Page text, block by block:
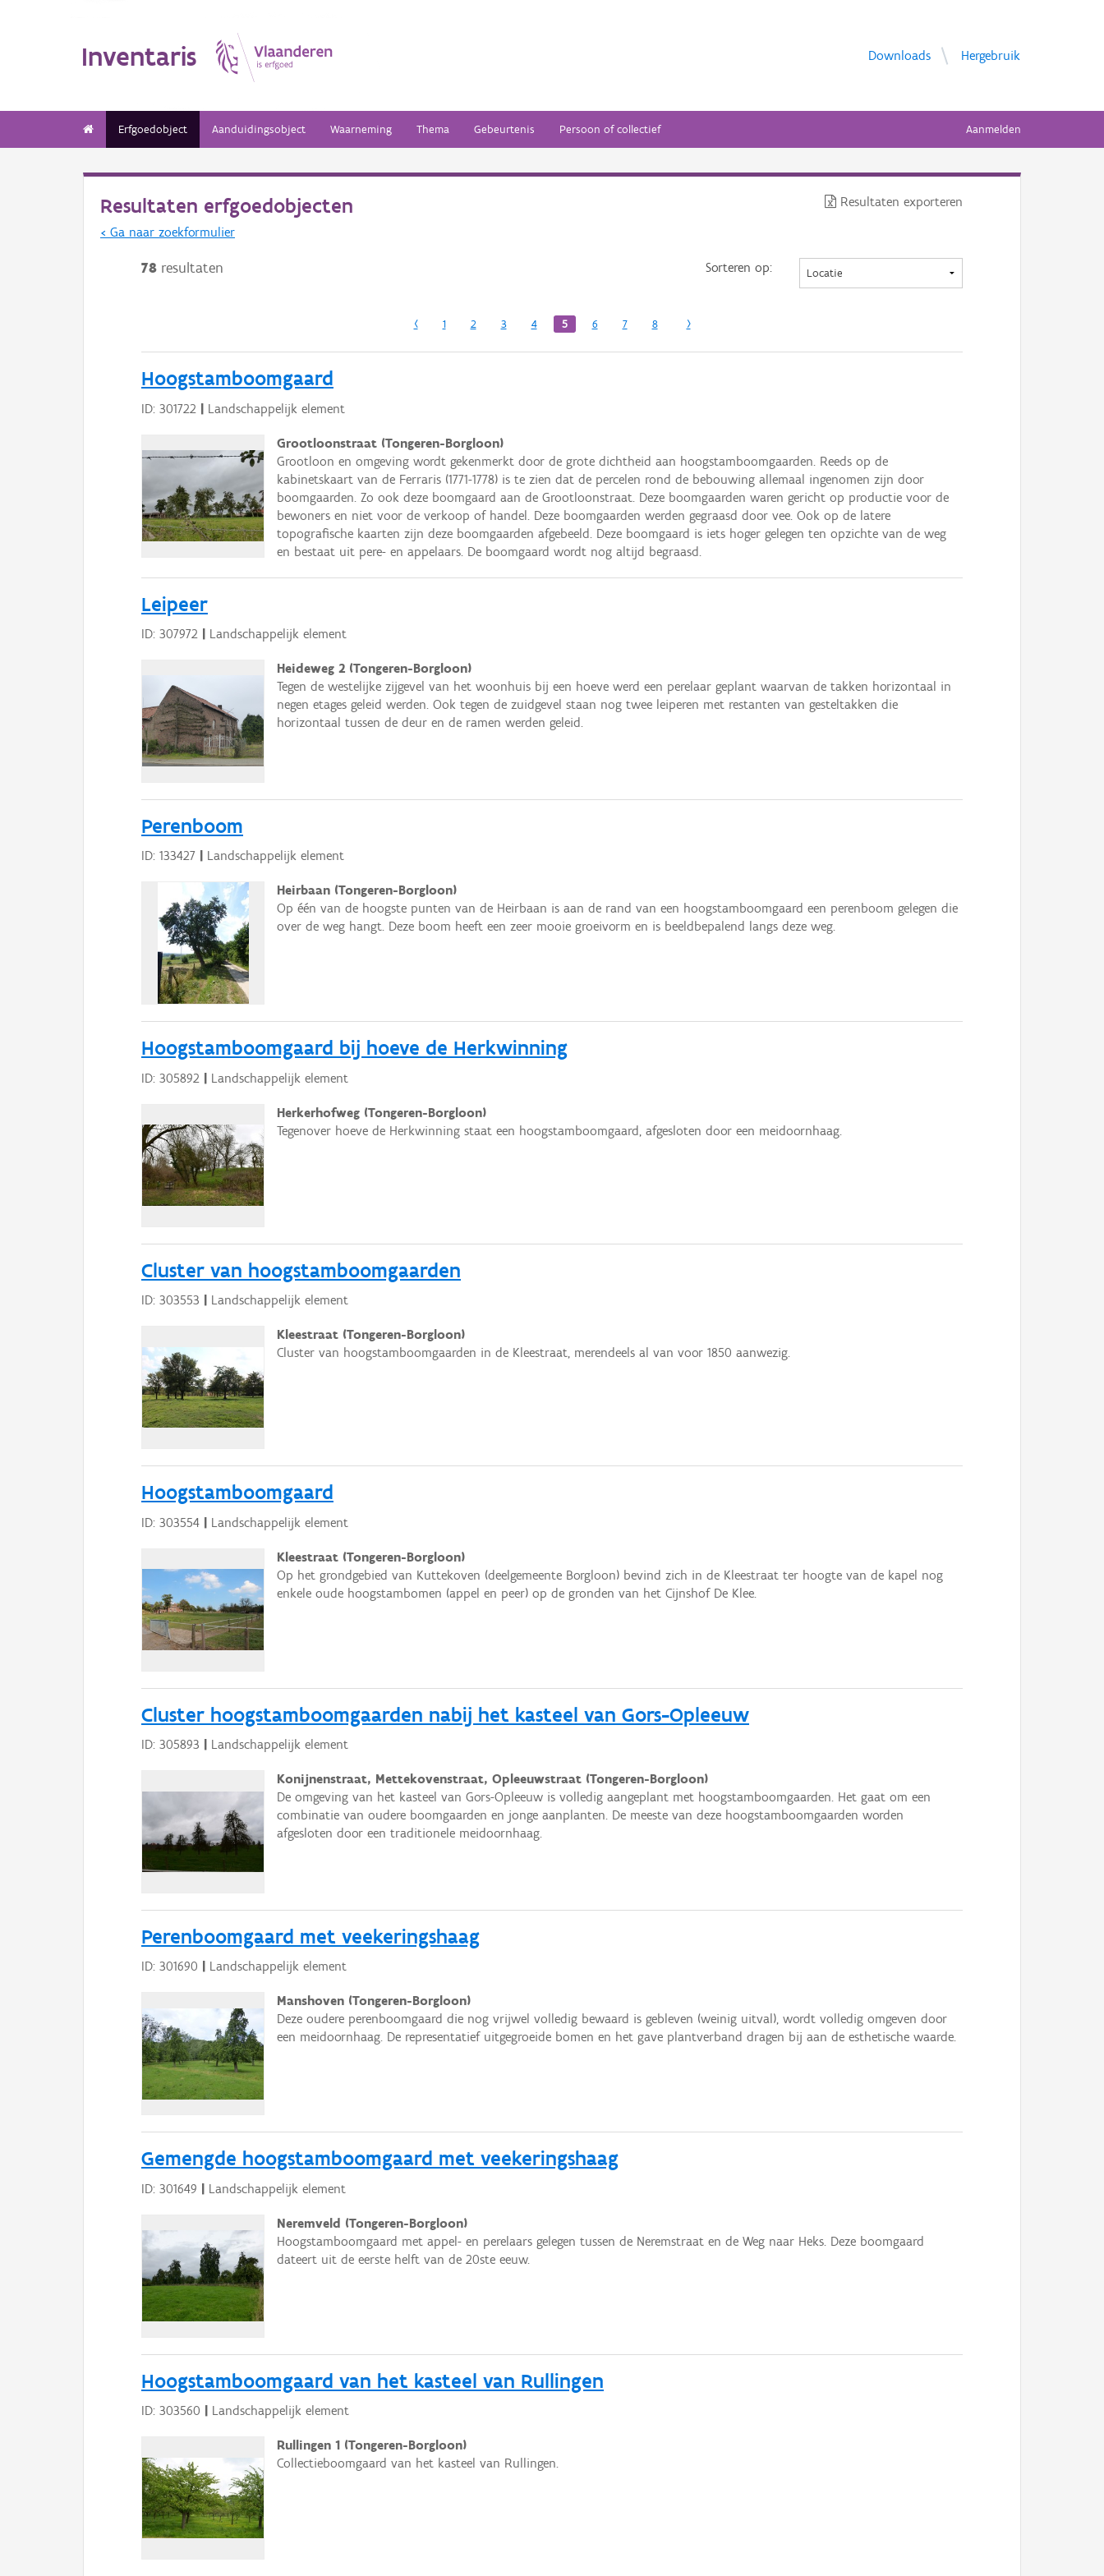
Inventaris Downloads Hergebruik
Erfgoedobject Aanduidingsobject Waarneming Thema Gebeurtenis Persoon of collectief Aanmelden
Resultaten erfgoedobjecten
< Ga naar zoekformulier
Resultaten exporteren
78 resultaten Sorteren op:
‹ 1 2 3 4 5 6 7 8 ›
Hoogstamboomgaard
ID: 301722 | Landschappelijk element
Grootloonstraat (Tongeren-Borgloon)
Grootloon en omgeving wordt gekenmerkt door de grote dichtheid aan hoogstamboomgaarden. Reeds op de
kabinetskaart van de Ferraris (1771-1778) is te zien dat de percelen rond de bebouwing allemaal ingenomen zijn door
boomgaarden. Zo ook deze boomgaard aan de Grootloonstraat. Deze boomgaarden waren gericht op productie voor de
bewoners en niet voor de verkoop of handel. Deze boomgaarden werden gegraasd door vee. Ook op de latere
topografische kaarten zijn deze boomgaarden afgebeeld. Deze boomgaard is iets hoger gelegen ten opzichte van de weg
en bestaat uit pere- en appelaars. De boomgaard wordt nog altijd begraasd.
Leipeer
ID: 307972 | Landschappelijk element
Heideweg 2 (Tongeren-Borgloon)
Tegen de westelijke zijgevel van het woonhuis bij een hoeve werd een perelaar geplant waarvan de takken horizontaal in
negen etages geleid werden. Ook tegen de zuidgevel staan nog twee leiperen met restanten van gesteltakken die
horizontaal tussen de deur en de ramen werden geleid.
Perenboom
ID: 133427 Landschappelijk element
Heirbaan (Tongeren-Borgloon)
Op één van de hoogste punten van de Heirbaan is aan de rand van een hoogstamboomgaard een perenboom gelegen die
over de weg hangt. Deze boom heeft een zeer mooie groeivorm en is beeldbepalend langs deze weg.
Hoogstamboomgaard bij hoeve de Herkwinning
ID: 305892 | Landschappelijk element
Herkerhofweg (Tongeren-Borgloon)
Tegenover hoeve de Herkwinning staat een hoogstamboomgaard, afgesloten door een meidoornhaag.
Cluster van hoogstamboomgaarden
ID: 303553 | Landschappelijk element
Kleestraat (Tongeren-Borgloon)
Cluster van hoogstamboomgaarden in de Kleestraat, merendeels al van voor 1850 aanwezig.
Hoogstamboomgaard
ID: 303554 | Landschappelijk element
Kleestraat (Tongeren-Borgloon)
Op het grondgebied van Kuttekoven (deelgemeente Borgloon) bevind zich in de Kleestraat ter hoogte van de kapel nog
enkele oude hoogstambomen (appel en peer) op de gronden van het Cijnshof De Klee.
Cluster hoogstamboomgaarden nabij het kasteel van Gors-Opleeuw
ID: 305893 | Landschappelijk element
Konijnenstraat, Mettekovenstraat, Opleeuwstraat (Tongeren-Borgloon)
De omgeving van het kasteel van Gors-Opleeuw is volledig aangeplant met hoogstamboomgaarden. Het gaat om een
combinatie van oudere boomgaarden en jonge aanplanten. De meeste van deze hoogstamboomgaarden worden
afgesloten door een traditionele meidoornhaag.
Perenboomgaard met veekeringshaag
ID: 301690 Landschappelijk element
Manshoven (Tongeren-Borgloon)
Deze oudere perenboomgaard die nog vrijwel volledig bewaard is gebleven (weinig uitval), wordt volledig omgeven door
een meidoornhaag. De representatief uitgegroeide bomen en het gave plantverband dragen bij aan de esthetische waarde.
Gemengde hoogstamboomgaard met veekeringshaag
ID: 301649 | Landschappelijk element
Neremveld (Tongeren-Borgloon)
Hoogstamboomgaard met appel- en perelaars gelegen tussen de Neremstraat en de Weg naar Heks. Deze boomgaard
dateert uit de eerste helft van de 20ste eeuw.
Hoogstamboomgaard van het kasteel van Rullingen
ID: 303560 | Landschappelijk element
Rullingen 1 (Tongeren-Borgloon)
Collectieboomgaard van het kasteel van Rullingen.